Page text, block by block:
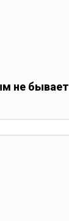
не бывает